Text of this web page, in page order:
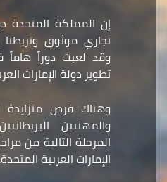
إن المملكة
تجاري موثوق
وقد لعبت دوراً
تطوير دولة الإمارات
وهناك فرص متزايدة
والمهنيين
المرحلة التالية من
الإمارات العربية المتحدة.